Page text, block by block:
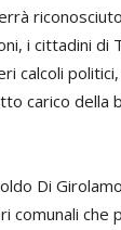
i cittadini di
calcoli
carico della
Di
comunali che